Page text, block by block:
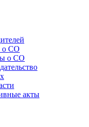
о СО
о СО
акты